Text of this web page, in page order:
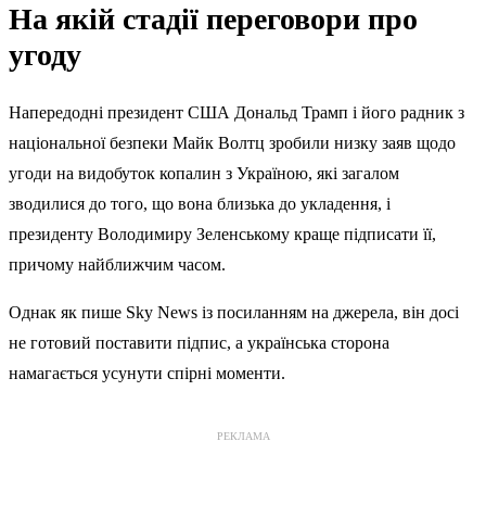
На якій стадії переговори про
угоду
Напередодні президент США Дональд Трамп і його радник з
національної безпеки Майк Волтц зробили низку заяв щодо
угоди на видобуток копалин з Україною, які загалом
зводилися до того, що вона близька до укладення, і
президенту Володимиру Зеленському краще підписати її,
причому найближчим часом.
Однак як пише Sky News із посиланням на джерела, він досі
не готовий поставити підпис, а українська сторона
намагається усунути спірні моменти.
РЕКЛАМА